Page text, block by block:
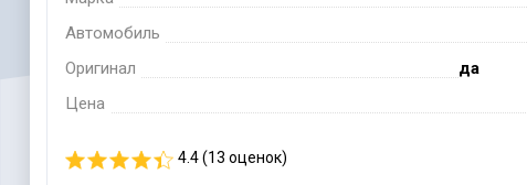
Автомобиль
Оригинал
да
Цена
4.4 (13 оценок)